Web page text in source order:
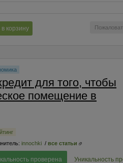
корзину
для того, чтобы
помещение в
innochki / все статьи
проверена Уникальность